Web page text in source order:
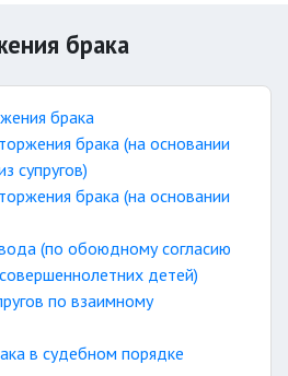
брака
брака
брака (на основании
супругов)
брака (на основании
(по обоюдному согласию
детей)
по взаимному
в судебном порядке